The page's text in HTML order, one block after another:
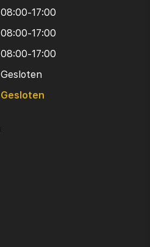
08:00-17:00
08:00-17:00
08:00-17:00
Gesloten
Gesloten